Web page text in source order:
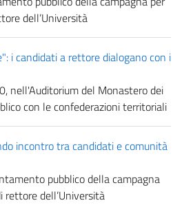
dell’Università
i candidati a rettore dialogano con i
nell'Auditorium del Monastero dei
con le confederazioni territoriali
incontro tra candidati e comunità
pubblico della campagna
rettore dell’Università